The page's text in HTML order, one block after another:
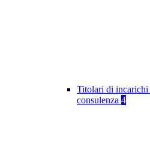
Titolari di
consulenza 4